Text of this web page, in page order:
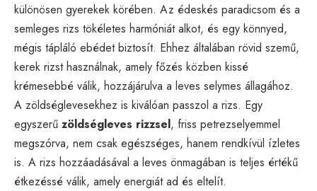
különösen gyerekek körében. Az édeskés paradicsom és a
semleges rizs tökéletes harmóniát alkot, és egy könnyed,
mégis tápláló ebédet biztosít. Ehhez általában rövid szemű,
kerek rizst használnak, amely főzés közben kissé
krémesebbé válik, hozzájárulva a leves selymes állagához.
A zöldséglevesekhez is kiválóan passzol a rizs. Egy
egyszerű zöldségleves rizzsel, friss petrezselyemmel
megszórva, nem csak egészséges, hanem rendkívül ízletes
is. A rizs hozzáadásával a leves önmagában is teljes értékű
étkezéssé válik, amely energiát ad és eltelít.